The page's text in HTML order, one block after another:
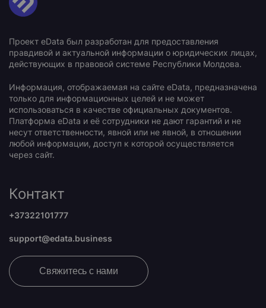
Проект eData был разработан для предоставления
правдивой и актуальной информации о юридических лицах,
действующих в правовой системе Республики Молдова.
Информация, отображаемая на сайте eData, предназначена
только для информационных целей и не может
использоваться в качестве официальных документов.
Платформа eData и её сотрудники не дают гарантий и не
несут ответственности, явной или не явной, в отношении
любой информации, доступ к которой осуществляется
через сайт.
Контакт
+37322101777
support@edata.business
Свяжитесь с нами